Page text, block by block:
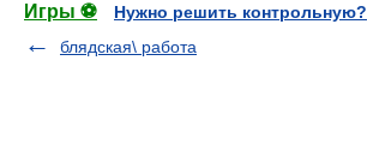
Игры ⚽
Нужно решить контрольную?
блядская\ работа